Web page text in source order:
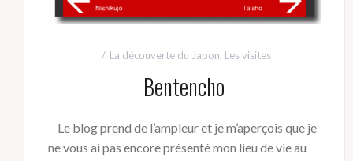
La découverte du Japon, Les visites
Bentencho
Le blog prend de l’ampleur et je m’aperçois que je
ne vous ai pas encore présenté mon lieu de vie au